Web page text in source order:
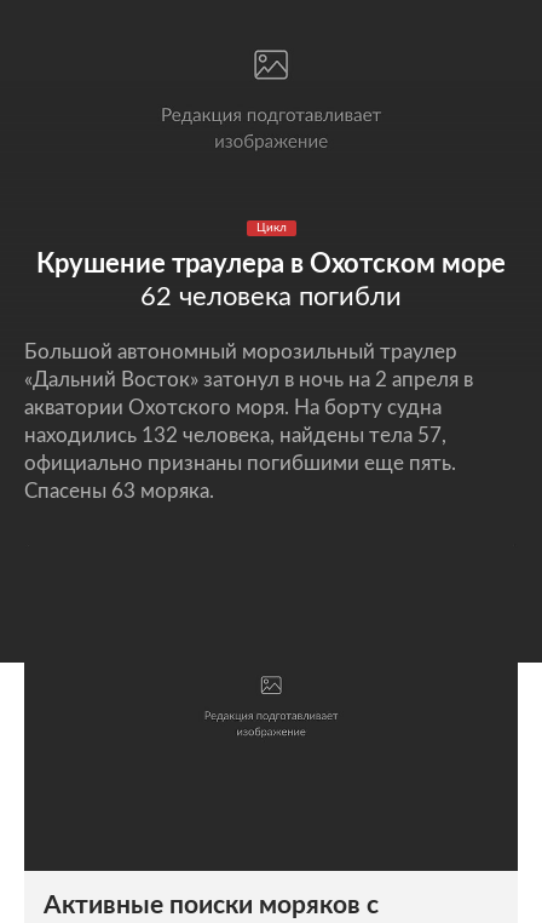
Цикл
Крушение траулера в Охотском море
62 человека погибли
Большой автономный морозильный траулер
«Дальний Восток» затонул в ночь на 2 апреля в
акватории Охотского моря. На борту судна
находились 132 человека, найдены тела 57,
официально признаны погибшими еще пять.
Спасены 63 моряка.
Активные поиски моряков с